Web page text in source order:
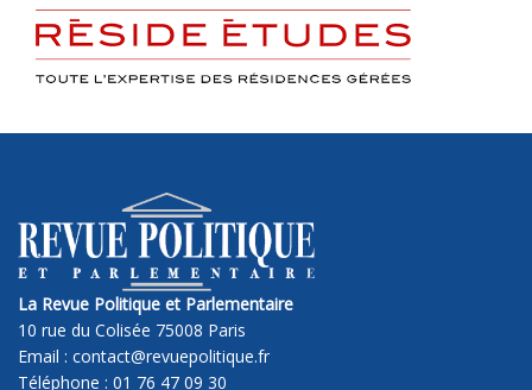
La Revue Politique et Parlementaire
10 rue du Colisée 75008 Paris
Email : contact@revuepolitique.fr
Téléphone : 01 76 47 09 30